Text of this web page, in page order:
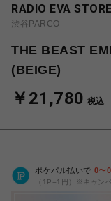
RADIO EVA STORE
渋谷PARCO
THE BEAST
(BEIGE)
￥21,780 税込
ポケパル払いで 0〜0
（1P=1円）※キャン